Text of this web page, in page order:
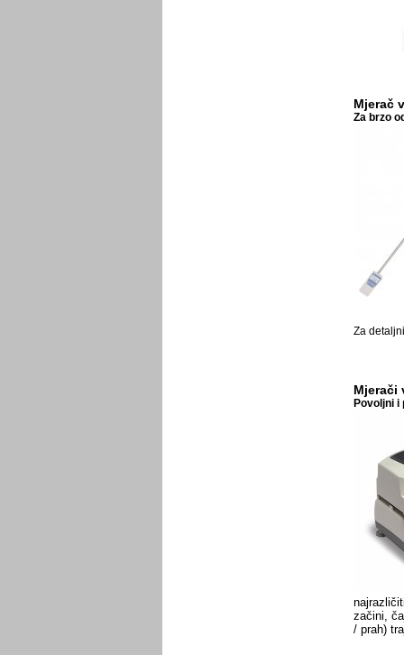
Mjerač
Za brzo
Za
Mjerači
Povoljni i
začini,
/ prah)